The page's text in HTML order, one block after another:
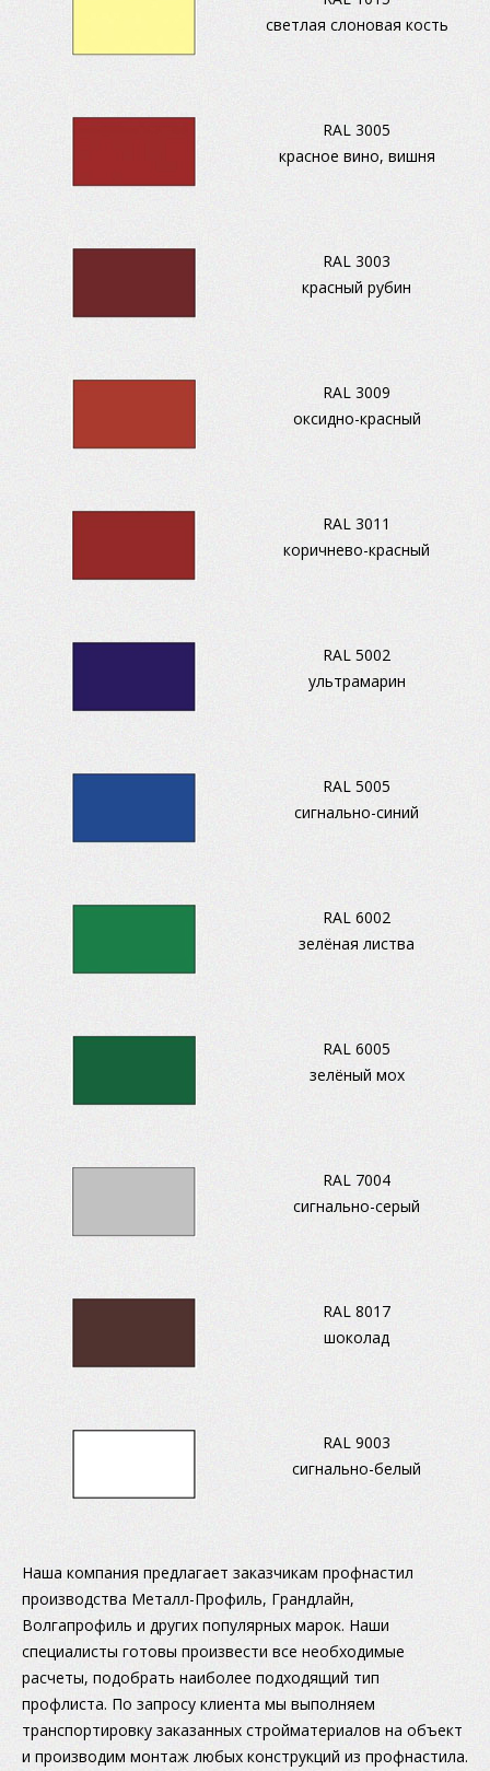
светлая слоновая кость
RAL 3005
красное вино, вишня
RAL 3003
красный рубин
RAL 3009
оксидно-красный
RAL 3011
коричнево-красный
RAL 5002
ультрамарин
RAL 5005
сигнально-синий
RAL 6002
зелёная листва
RAL 6005
зелёный мох
RAL 7004
сигнально-серый
RAL 8017
шоколад
RAL 9003
сигнально-белый
Наша компания предлагает заказчикам профнастил
производства Металл-Профиль, Грандлайн,
Волгапрофиль и других популярных марок. Наши
специалисты готовы произвести все необходимые
расчеты, подобрать наиболее подходящий тип
профлиста. По запросу клиента мы выполняем
транспортировку заказанных стройматериалов на объект
и производим монтаж любых конструкций из профнастила.